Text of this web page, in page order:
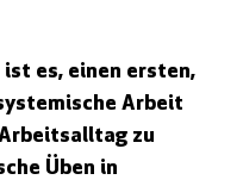
es, einen ersten,
Arbeit
zu
Üben in